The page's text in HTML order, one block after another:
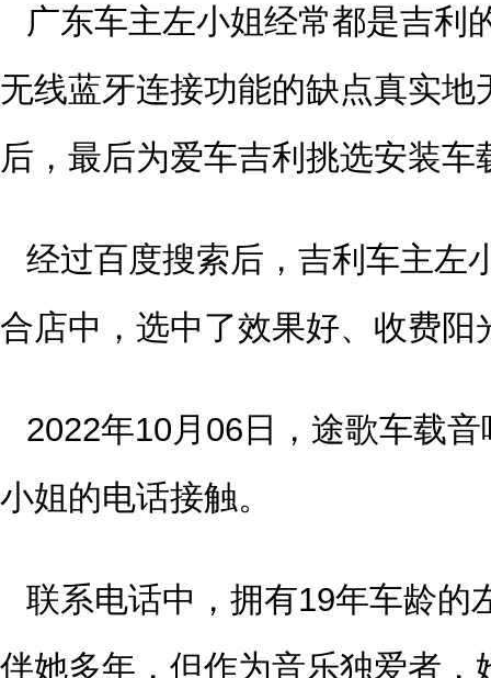
广东车主左小姐经常都是吉利
无线蓝牙连接功能的缺点真实
后，最后为爱车吉利挑选安装车
经过百度搜索后，吉利车主左
合店中，选中了效果好、收费阳
2022年10月06日，途歌车载
小姐的电话接触。
联系电话中，拥有19年车龄的
伴她多年，但作为音乐独爱者